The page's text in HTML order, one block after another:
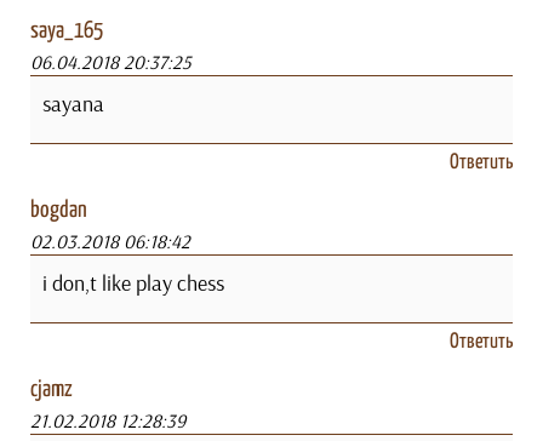
saya_165
06.04.2018 20:37:25
sayana
Ответить
bogdan
02.03.2018 06:18:42
i don,t like play chess
Ответить
cjamz
21.02.2018 12:28:39